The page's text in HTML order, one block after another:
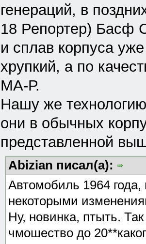
генераций, в
18 Репортер) Басф
и сплав корпуса
хрупкий, а по
МА-Р.
Нашу же
они в обычных
представленной
Abizian писал(а):
Автомобиль 1964 года,
некоторыми
Ну, новинка, птыть.
чмошество до